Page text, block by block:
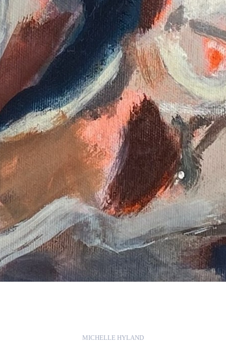
MICHELLE HYLAND